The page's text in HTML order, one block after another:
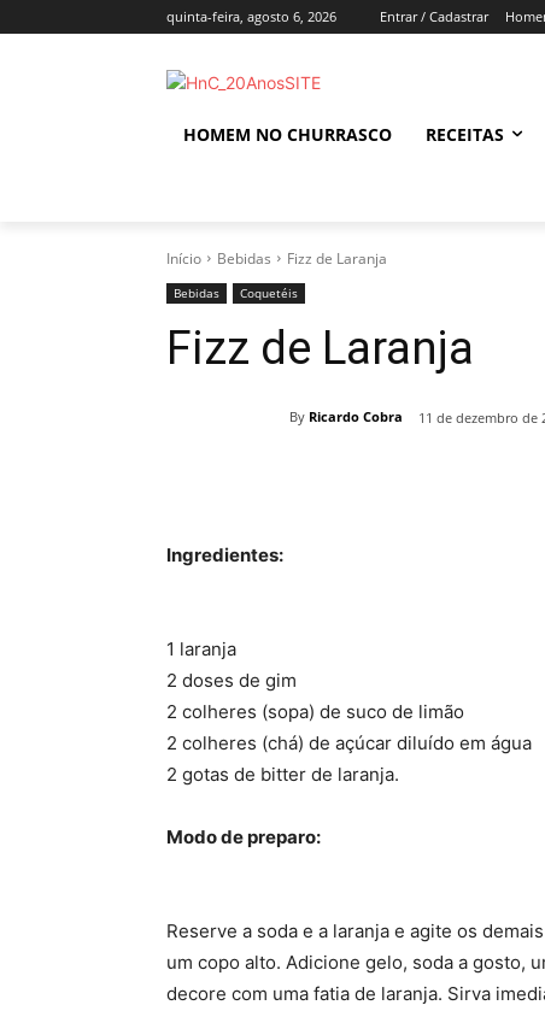
quinta-feira, agosto 6, 2026 Entrar / Cadastrar
HOMEM NO CHURRASCO RECEITAS
Início Bebidas Fizz de Laranja
Bebidas Coquetéis
Fizz de Laranja
By Ricardo Cobra 11 de dezembro de
Ingredientes:
1 laranja
2 doses de gim
2 colheres (sopa) de suco de limão
2 colheres (chá) de açúcar diluído em água
2 gotas de bitter de laranja.
Modo de preparo:
Reserve a soda e a laranja e agite os
um copo alto. Adicione gelo, soda a gosto,
decore com uma fatia de laranja. Sirva